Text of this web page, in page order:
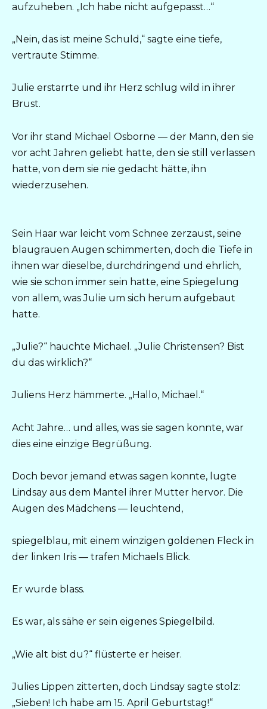
aufzuheben. „Ich habe nicht aufgepasst…“
„Nein, das ist meine Schuld,“ sagte eine tiefe,
vertraute Stimme.
Julie erstarrte und ihr Herz schlug wild in ihrer
Brust.
Vor ihr stand Michael Osborne — der Mann, den sie
vor acht Jahren geliebt hatte, den sie still verlassen
hatte, von dem sie nie gedacht hätte, ihn
wiederzusehen.
Sein Haar war leicht vom Schnee zerzaust, seine
blaugrauen Augen schimmerten, doch die Tiefe in
ihnen war dieselbe, durchdringend und ehrlich,
wie sie schon immer sein hatte, eine Spiegelung
von allem, was Julie um sich herum aufgebaut
hatte.
„Julie?“ hauchte Michael. „Julie Christensen? Bist
du das wirklich?“
Juliens Herz hämmerte. „Hallo, Michael.“
Acht Jahre… und alles, was sie sagen konnte, war
dies eine einzige Begrüßung.
Doch bevor jemand etwas sagen konnte, lugte
Lindsay aus dem Mantel ihrer Mutter hervor. Die
Augen des Mädchens — leuchtend,
spiegelblau, mit einem winzigen goldenen Fleck in
der linken Iris — trafen Michaels Blick.
Er wurde blass.
Es war, als sähe er sein eigenes Spiegelbild.
„Wie alt bist du?“ flüsterte er heiser.
Julies Lippen zitterten, doch Lindsay sagte stolz:
„Sieben! Ich habe am 15. April Geburtstag!“